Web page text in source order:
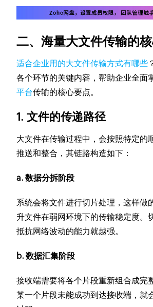
二、海量大文件传输的核
适合企业用的大文件传输方式有哪些
各个环节的关键内容，帮助企业全面
平台传输的核心要点。
1. 文件的传递路径
大文件在传输过程中，会按照特定的
推送和整合，其链路构造如下：
a. 数据分拆阶段
系统会将文件进行切片处理，这样做
升文件在弱网环境下的传输稳定度。
抵抗网络波动的能力就越强。
b. 数据汇集阶段
接收端需要将各个片段重新组合成完
某一个片段未能成功到达接收端，就